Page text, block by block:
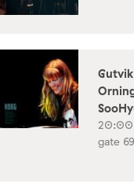
gate